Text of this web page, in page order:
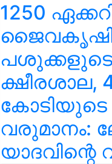
1250
പശുക്കളുടെ
ക്ഷീരശാല,
കോടിയുടെ
വരുമാനം: